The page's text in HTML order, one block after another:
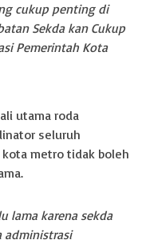
cukup penting di
Sekda kan Cukup
Pemerintah Kota
utama roda
seluruh
kota metro tidak boleh
lama karena sekda
administrasi